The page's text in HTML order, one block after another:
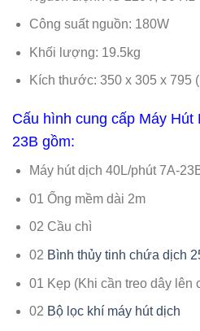
Công suất nguồn: 180W
Khối lượng: 19.5kg
Kích thước: 350 x 305 x 795
Cấu hình cung cấp Máy Hút
23B gồm:
Máy hút dịch 40L/phút 7A-
01 Ống mềm dài 2m
02 Cầu chì
02 Bình thủy tinh chứa dịch
01 Kẹp (Khi cần treo dây lên
02 Bộ lọc khí máy hút dịch